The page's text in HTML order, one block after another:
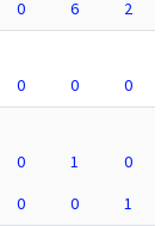
0 6
2
0 0
0
0 1
0
0 0
1